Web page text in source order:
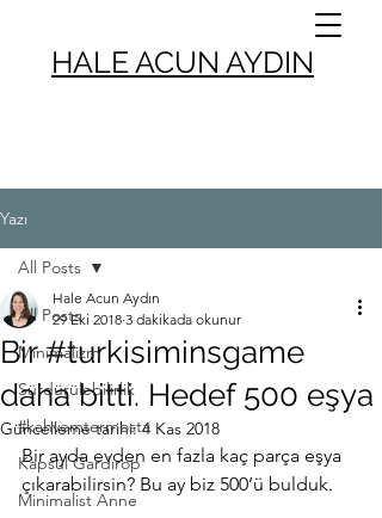
HALE ACUN AYDIN
Yazı
All Posts
Minimalizm
Sürdürülebilirlik
#kahvemtermosta
Kapsül Gardırop
Minimalist Anne
All Posts
Bir #turkisiminsgame
daha bitti. Hedef 500 eşya
Hale Acun Aydın
29 Eki 2018 3 dakikada okunur
Güncelleme tarihi:4 Kas 2018
Bir ayda evden en fazla kaç parça eşya
çıkarabilirsin? Bu ay biz 500’ü bulduk.